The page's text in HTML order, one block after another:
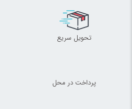
تحویل سریع
پرداخت در محل